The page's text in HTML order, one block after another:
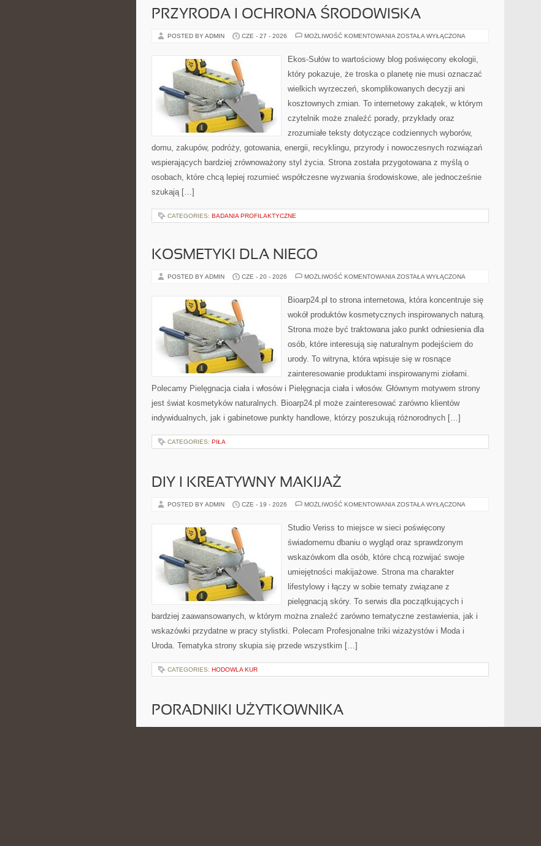
PRZYRODA I OCHRONA ŚRODOWISKA
POSTED BY ADMIN CZE - 27 - 2026 MOŻLIWOŚĆ KOMENTOWANIA PRZYRODA
ŚRODOWISKA
ZOSTAŁA WYŁĄCZONA
Ekos-Sułów to wartościowy blog poświęcony ekologii,
który pokazuje, że troska o planetę nie musi oznaczać
wielkich wyrzeczeń, skomplikowanych decyzji ani
kosztownych zmian. To internetowy zakątek, w którym
czytelnik może znaleźć porady, przykłady oraz
zrozumiałe teksty dotyczące codziennych wyborów,
domu, zakupów, podróży, gotowania, energii, recyklingu, przyrody i nowoczesnych rozwiązań
wspierających bardziej zrównoważony styl życia. Strona została przygotowana z myślą o
osobach, które chcą lepiej rozumieć współczesne wyzwania środowiskowe, ale jednocześnie
szukają […]
CATEGORIES: BADANIA PROFILAKTYCZNE
KOSMETYKI DLA NIEGO
POSTED BY ADMIN CZE - 20 - 2026 MOŻLIWOŚĆ KOMENTOWANIA KOSMETYKI
ZOSTAŁA WYŁĄCZONA
Bioarp24.pl to strona internetowa, która koncentruje się
wokół produktów kosmetycznych inspirowanych naturą.
Strona może być traktowana jako punkt odniesienia dla
osób, które interesują się naturalnym podejściem do
urody. To witryna, która wpisuje się w rosnące
zainteresowanie produktami inspirowanymi ziołami.
Polecamy Pielęgnacja ciała i włosów i Pielęgnacja ciała i włosów. Głównym motywem strony
jest świat kosmetyków naturalnych. Bioarp24.pl może zainteresować zarówno klientów
indywidualnych, jak i gabinetowe punkty handlowe, którzy poszukują różnorodnych […]
CATEGORIES: PIŁA
DIY I KREATYWNY MAKIJAŻ
POSTED BY ADMIN CZE - 19 - 2026 MOŻLIWOŚĆ KOMENTOWANIA DIY
MAKIJAŻ
ZOSTAŁA WYŁĄCZONA
Studio Veriss to miejsce w sieci poświęcony
świadomemu dbaniu o wygląd oraz sprawdzonym
wskazówkom dla osób, które chcą rozwijać swoje
umiejętności makijażowe. Strona ma charakter
lifestylowy i łączy w sobie tematy związane z
pielęgnacją skóry. To serwis dla początkujących i
bardziej zaawansowanych, w którym można znaleźć zarówno tematyczne zestawienia, jak i
wskazówki przydatne w pracy stylistki. Polecam Profesjonalne triki wizażystów i Moda i
Uroda. Tematyka strony skupia się przede wszystkim […]
CATEGORIES: HODOWLA KUR
PORADNIKI UŻYTKOWNIKA